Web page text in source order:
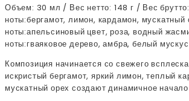
Объем: 30 мл / Вес нетто: 148 г / Вес брутто:
ноты:бергамот, лимон, кардамон, мускатный
ноты:апельсиновый цвет, роза, водный
ноты:гваяковое дерево, амбра, белый мускус
Композиция начинается со свежего
искристый бергамот, яркий лимон, теплый
мускатный орех создают динамичное